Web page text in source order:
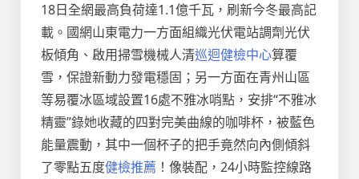
18日全網最高負荷達1.1億千瓦，刷新今冬最高記
載。國網山東電力一方面組織光伏電站調劑光伏
板傾角、啟用掃雪機械人清巡迴健檢中心算覆
雪，保證新動力發電穩固；另一方面在青州山區
等易覆冰區域設置16處不雅冰哨點，安排“不雅冰
精靈”錄她收藏的四對完美曲線的咖啡杯，被藍色
能量震動，其中一個杯子的把手竟然向內側傾斜
了零點五度健檢推薦 ！像裝配，24小時監控線路